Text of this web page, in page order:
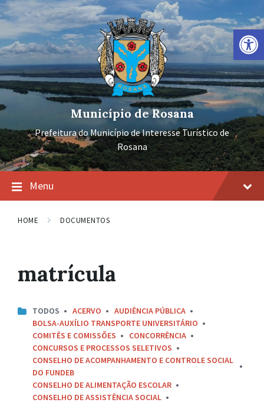
Barra de Ferramentas Aberta
Ir
para
conteúdo
Pular
para
navegação
principal
Pular
para
rodapé
Município de Rosana
Prefeitura do Município de Interesse Turístico de
Rosana
Menu
HOME DOCUMENTOS
matrícula
TODOS ACERVO
AUDIÊNCIA PÚBLICA
BOLSA-AUXÍLIO TRANSPORTE UNIVERSITÁRIO
COMITÊS E COMISSÕES
CONCORRÊNCIA
CONCURSOS E PROCESSOS SELETIVOS
CONSELHO DE ACOMPANHAMENTO E CONTROLE SOCIAL
DO FUNDEB
CONSELHO DE ALIMENTAÇÃO ESCOLAR
CONSELHO DE ASSISTÊNCIA SOCIAL